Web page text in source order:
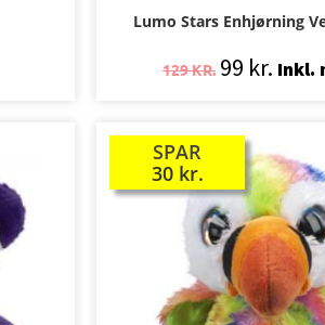
Lumo Stars Enhjørning
129KR. 99 kr. Inkl.
SPAR
30 kr.
TILBUD!